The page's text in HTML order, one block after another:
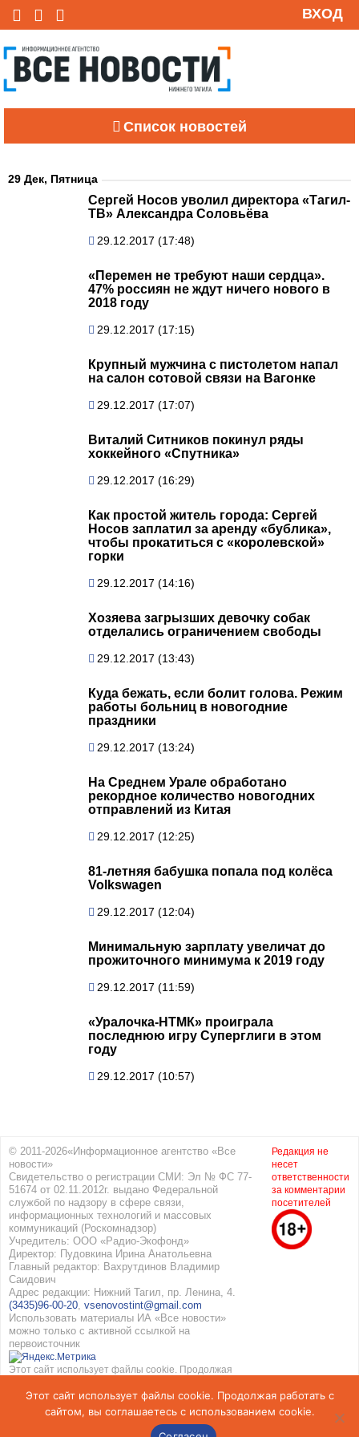
ВХОД
Список новостей
29 Дек, Пятница
Сергей Носов уволил директора «Тагил-
ТВ» Александра Соловьёва
29.12.2017 (17:48)
«Перемен не требуют наши сердца».
47% россиян не ждут ничего нового в
2018 году
29.12.2017 (17:15)
Крупный мужчина с пистолетом напал
на салон сотовой связи на Вагонке
29.12.2017 (17:07)
Виталий Ситников покинул ряды
хоккейного «Спутника»
29.12.2017 (16:29)
Как простой житель города: Сергей
Носов заплатил за аренду «бублика»,
чтобы прокатиться с «королевской»
горки
29.12.2017 (14:16)
Хозяева загрызших девочку собак
отделались ограничением свободы
29.12.2017 (13:43)
Куда бежать, если болит голова. Режим
работы больниц в новогодние
праздники
29.12.2017 (13:24)
На Среднем Урале обработано
рекордное количество новогодних
отправлений из Китая
29.12.2017 (12:25)
81-летняя бабушка попала под колёса
Volkswagen
29.12.2017 (12:04)
Минимальную зарплату увеличат до
прожиточного минимума к 2019 году
29.12.2017 (11:59)
«Уралочка-НТМК» проиграла
последнюю игру Суперглиги в этом
году
29.12.2017 (10:57)
© 2011-2026«Информационное агентство «Все
новости»
Свидетельство о регистрации СМИ: Эл № ФС 77-
51674 от 02.11.2012г. выдано Федеральной
службой по надзору в сфере связи,
информационных технологий и массовых
коммуникаций (Роскомнадзор)
Учредитель: ООО «Радио-Экофонд»
Директор: Пудовкина Ирина Анатольевна
Главный редактор: Вахрутдинов Владимир
Саидович
Адрес редакции: Нижний Тагил, пр. Ленина, 4.
(3435)96-00-20 vsenovostint@gmail.com
Использовать материалы ИА «Все новости»
можно только с активной ссылкой на
первоисточник
Этот сайт использует файлы cookie. Продолжая
использованием cookie. Подробнее вПолитике
конфиденциальностииСоглашение об обработке
персональных данных
Редакция не
несет
ответственности
за комментарии
посетителей
Этот сайт использует файлы cookie. Продолжая работать с
сайтом, вы соглашаетесь с использованием cookie.